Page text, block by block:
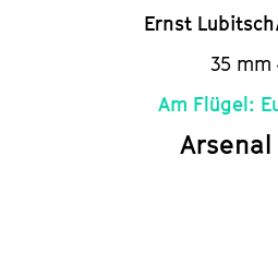
Ernst Lubitsch
35 mm
Am Flügel:
Arsenal